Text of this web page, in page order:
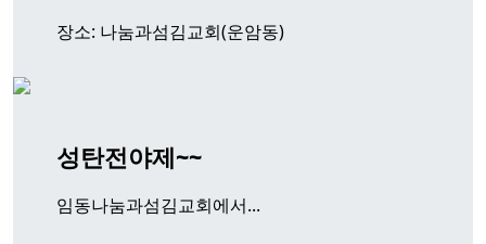
장소: 나눔과섬김교회(운암동)
성탄전야제~~
임동나눔과섬김교회에서...